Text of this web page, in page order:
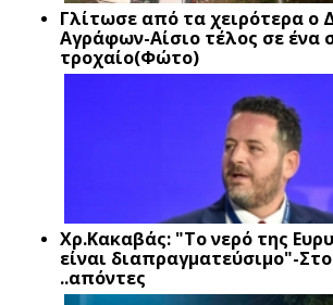
Γλίτωσε από τα χειρότερα ο
Αγράφων-Αίσιο τέλος σε ένα
τροχαίο(Φώτο)
Xρ.Κακαβάς: "Το νερό της
είναι διαπραγματεύσιμο"-
..απόντες